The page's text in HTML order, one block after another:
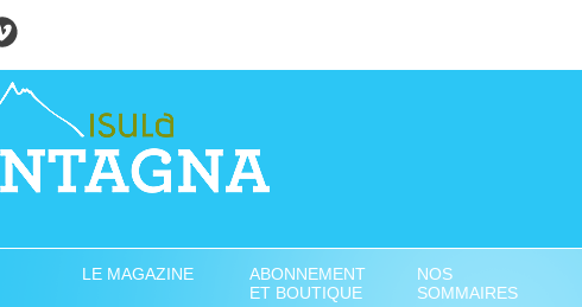
LE MAGAZINE
ABONNEMENT
ET BOUTIQUE
NOS
SOMMAIRES